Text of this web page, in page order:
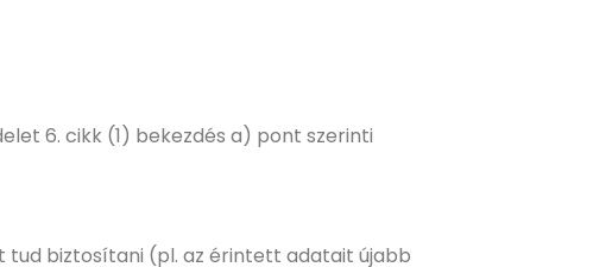
6. cikk (1) bekezdés a) pont szerinti
biztosítani (pl. az érintett adatait újabb